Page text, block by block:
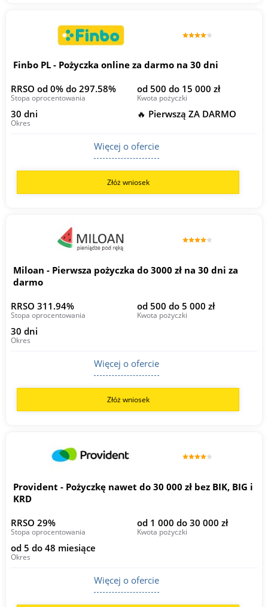
Finbo PL - Pożyczka online za darmo na 30 dni
RRSO od 0% do 297.58%
Stopa oprocentowania
od 500 do 15 000 zł
Kwota pożyczki
30 dni
Okres
🔥 Pierwszą ZA DARMO
Więcej o ofercie
Złóż wniosek
Miloan - Pierwsza pożyczka do 3000 zł na 30 dni za
darmo
RRSO 311.94%
Stopa oprocentowania
od 500 do 5 000 zł
Kwota pożyczki
30 dni
Okres
Więcej o ofercie
Złóż wniosek
Provident - Pożyczkę nawet do 30 000 zł bez BIK, BIG i
KRD
RRSO 29%
Stopa oprocentowania
od 1 000 do 30 000 zł
Kwota pożyczki
od 5 do 48 miesiące
Okres
Więcej o ofercie